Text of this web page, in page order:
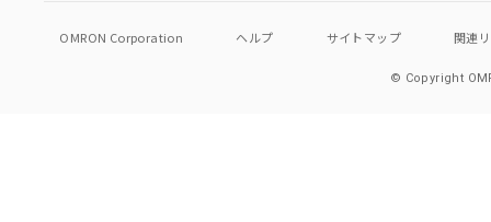
OMRON Corporation ヘルプ サイトマップ 関連
© Copyright